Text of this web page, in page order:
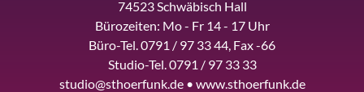
74523 Schwäbisch Hall
Bürozeiten: Mo - Fr 14 - 17 Uhr
Büro-Tel. 0791 / 97 33 44, Fax -66
Studio-Tel. 0791 / 97 33 33
studio@sthoerfunk.de • www.sthoerfunk.de